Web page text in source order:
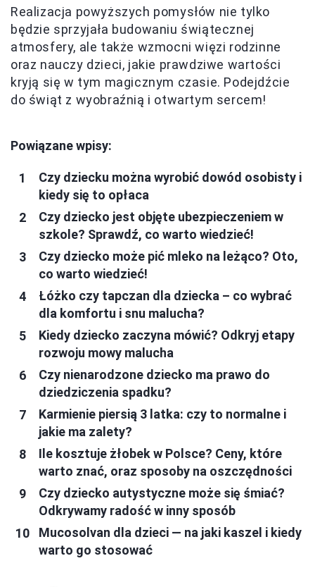
Realizacja powyższych pomysłów nie tylko
będzie sprzyjała budowaniu świątecznej
atmosfery, ale także wzmocni więzi rodzinne
oraz nauczy dzieci, jakie prawdziwe wartości
kryją się w tym magicznym czasie. Podejdźcie
do świąt z wyobraźnią i otwartym sercem!
Powiązane wpisy:
Czy dziecku można wyrobić dowód osobisty i
kiedy się to opłaca
Czy dziecko jest objęte ubezpieczeniem w
szkole? Sprawdź, co warto wiedzieć!
Czy dziecko może pić mleko na leżąco? Oto,
co warto wiedzieć!
Łóżko czy tapczan dla dziecka – co wybrać
dla komfortu i snu malucha?
Kiedy dziecko zaczyna mówić? Odkryj etapy
rozwoju mowy malucha
Czy nienarodzone dziecko ma prawo do
dziedziczenia spadku?
Karmienie piersią 3 latka: czy to normalne i
jakie ma zalety?
Ile kosztuje żłobek w Polsce? Ceny, które
warto znać, oraz sposoby na oszczędności
Czy dziecko autystyczne może się śmiać?
Odkrywamy radość w inny sposób
Mucosolvan dla dzieci — na jaki kaszel i kiedy
warto go stosować